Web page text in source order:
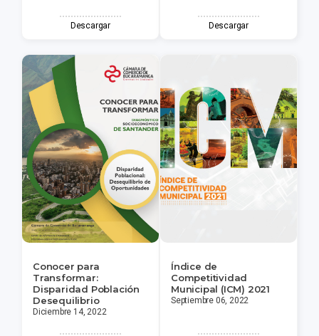
Descargar Descargar
Conocer para
Transformar:
Disparidad Población
Desequilibrio
Diciembre 14, 2022
Índice de
Competitividad
Municipal (ICM) 2021
Septiembre 06, 2022